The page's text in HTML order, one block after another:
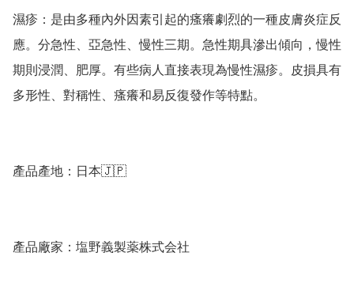
濕疹：是由多種內外因素引起的瘙癢劇烈的一種皮膚炎症反
應。分急性、亞急性、慢性三期。急性期具滲出傾向，慢性
期則浸潤、肥厚。有些病人直接表現為慢性濕疹。皮損具有
多形性、對稱性、瘙癢和易反復發作等特點。
產品產地：日本🇯🇵
產品廠家：塩野義製薬株式会社